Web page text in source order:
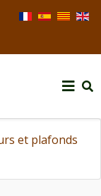
Sélectionnez
et plafonds